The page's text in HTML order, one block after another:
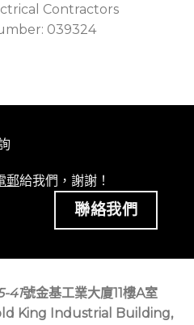
Contractors
039324
郵給我們，謝謝！
聯絡我們
41號金基工業大廈11樓A室
King Industrial Building,